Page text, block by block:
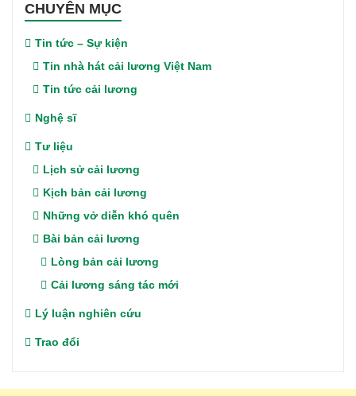
CHUYÊN MỤC
Tin tức – Sự kiện
Tin nhà hát cải lương Việt Nam
Tin tức cải lương
Nghệ sĩ
Tư liệu
Lịch sử cải lương
Kịch bản cải lương
Những vở diễn khó quên
Bài bản cải lương
Lòng bản cải lương
Cải lương sáng tác mới
Lý luận nghiên cứu
Trao đổi